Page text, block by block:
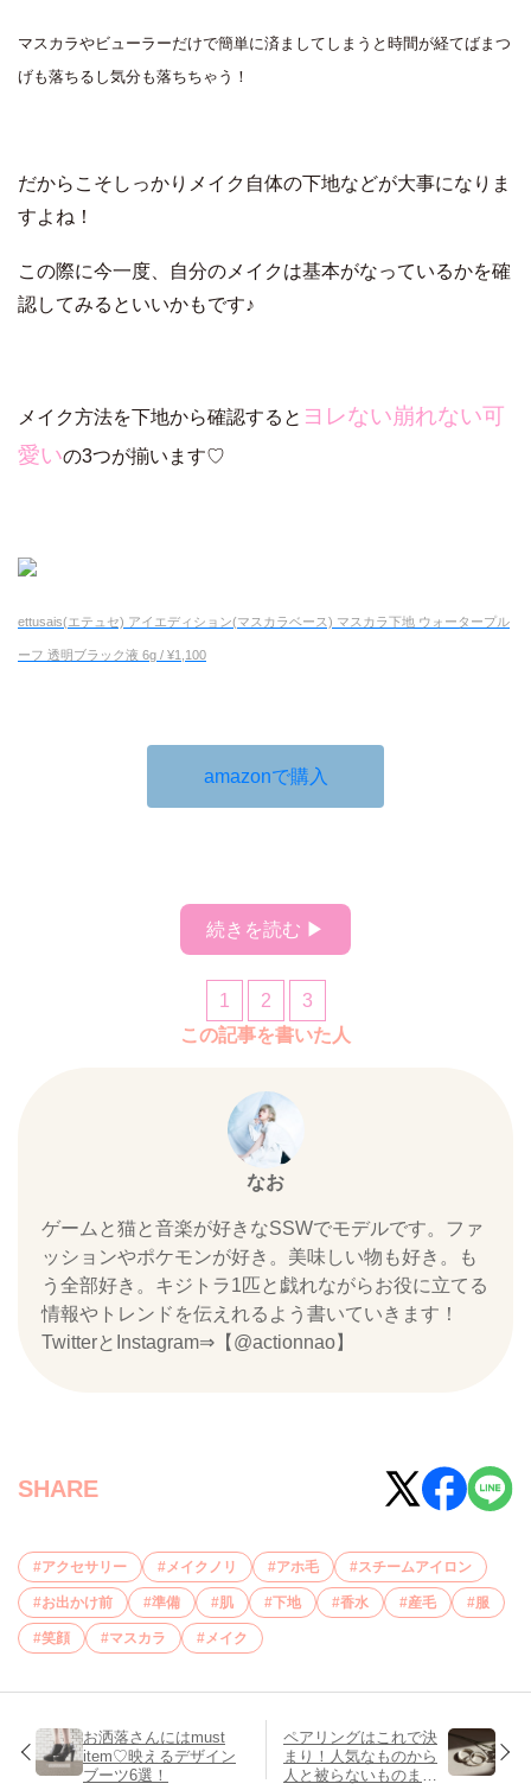
マスカラやビューラーだけで簡単に済ましてしまうと時間が経てばまつ
げも落ちるし気分も落ちちゃう！
だからこそしっかりメイク自体の下地などが大事になりま
すよね！
この際に今一度、自分のメイクは基本がなっているかを確
認してみるといいかもです♪
メイク方法を下地から確認すると ヨレない崩れない可
愛いの3つが揃います♡
ettusais(エテュセ) アイエディション(マスカラベース) マスカラ下地 ウォータープル
ーフ 透明ブラック液 6g / ¥1,100
amazonで購入
続きを読む ▶
1 2
3
この記事を書いた人
なお
ゲームと猫と音楽が好きなSSWでモデルです。ファ
ッションやポケモンが好き。美味しい物も好き。も
う全部好き。キジトラ1匹と戯れながらお役に立てる
情報やトレンドを伝えれるよう書いていきます！
TwitterとInstagram⇒【@actionnao】
SHARE
アクセサリー メイクノリ アホ毛 スチームアイロン
お出かけ前 準備 肌 下地 香水 産毛 服
笑顔 マスカラ メイク
お洒落さんにはmust
item♡映えるデザイン
ブーツ6選！
ペアリングはこれで決
まり！人気なものから
人と被らないものまで